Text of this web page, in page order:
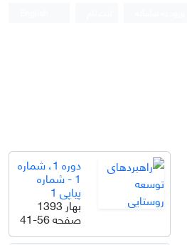
دوره 1، شماره
1 - شماره
پیاپی 1
بهار 1393
صفحه41-56